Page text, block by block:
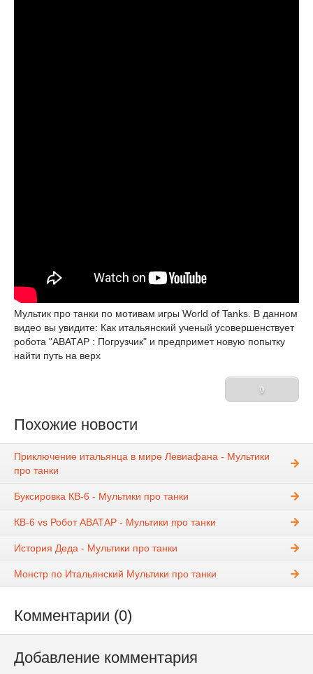
Мультик про танки по мотивам игры World of Tanks. В данном
видео вы увидите: Как итальянский ученый усовершенствует
робота "АВАТАР : Погрузчик" и предпримет новую попытку
найти путь на верх
0
Похожие новости
Приключение итальянца в мире Левиафана - Мультики
про танки
Буксировка КВ-6 - Мультики про танки
КВ-6 vs Робот АВАТАР - Мультики про танки
История Деда - Мультики про танки
Монстр по Итальянский Мультики про танки
Комментарии (0)
Добавление комментария